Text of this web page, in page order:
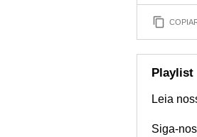
Playlist
Leia
Siga-